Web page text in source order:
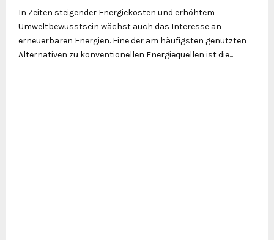
In Zeiten steigender Energiekosten und erhöhtem
Umweltbewusstsein wächst auch das Interesse an
erneuerbaren Energien. Eine der am häufigsten genutzten
Alternativen zu konventionellen Energiequellen ist die...